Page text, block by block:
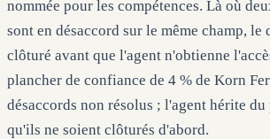
nommée pour les compétences. Là où
sont en désaccord sur le même champ, le
clôturé avant que l'agent n'obtienne
plancher de confiance de 4 % de Korn
désaccords non résolus ; l'agent hérite
qu'ils ne soient clôturés d'abord.